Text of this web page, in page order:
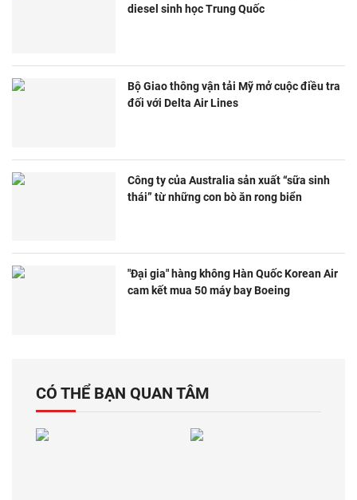
diesel sinh học Trung Quốc
Bộ Giao thông vận tải Mỹ mở cuộc điều tra
đối với Delta Air Lines
Công ty của Australia sản xuất “sữa sinh
thái” từ những con bò ăn rong biển
"Đại gia" hàng không Hàn Quốc Korean Air
cam kết mua 50 máy bay Boeing
CÓ THỂ BẠN QUAN TÂM